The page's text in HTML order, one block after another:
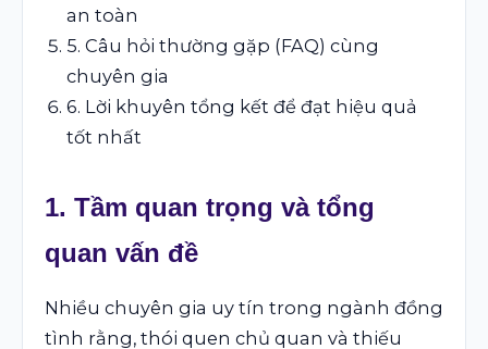
an toàn
5. Câu hỏi thường gặp (FAQ) cùng
chuyên gia
6. Lời khuyên tổng kết để đạt hiệu quả
tốt nhất
1. Tầm quan trọng và tổng
quan vấn đề
Nhiều chuyên gia uy tín trong ngành đồng
tình rằng, thói quen chủ quan và thiếu